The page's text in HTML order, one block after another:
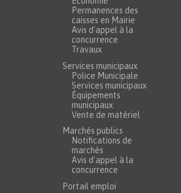
Permanences des
caisses en Mairie
Avis d'appel à la
concurrence
Travaux
Services municipaux
Police Municipale
Services municipaux
Équipements
municipaux
Vente de matériel
Marchés publics
Notifications de
marchés
Avis d'appel à la
concurrence
Portail emploi